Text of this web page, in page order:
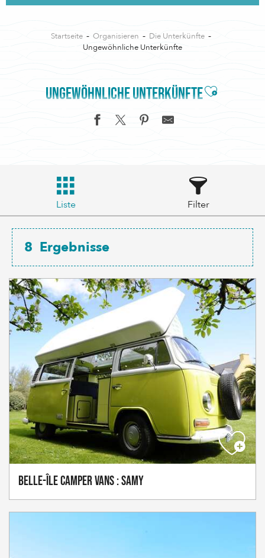
Startseite Organisieren
Die Unterkünfte
Ungewöhnliche Unterkünfte
UNGEWÖHNLICHE UNTERKÜNFTEAjouter
Liste Filter
8 Ergebnisse
Belle-Île Camper Vans : Samy